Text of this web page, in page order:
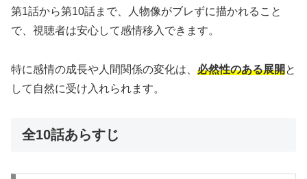
第1話から第10話まで、人物像がブレずに描かれること
で、視聴者は安心して感情移入できます。
特に感情の成長や人間関係の変化は、 必然性のある展開と
して自然に受け入れられます。
全10話あらすじ